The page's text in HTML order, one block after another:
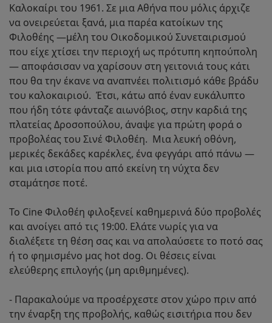
Καλοκαίρι του 1961. Σε μια Αθήνα που μόλις άρχιζε
να ονειρεύεται ξανά, μια παρέα κατοίκων της
Φιλοθέης —μέλη του Οικοδομικού Συνεταιρισμού
που είχε χτίσει την περιοχή ως πρότυπη κηπούπολη
— αποφάσισαν να χαρίσουν στη γειτονιά τους κάτι
που θα την έκανε να αναπνέει πολιτισμό κάθε βράδυ
του καλοκαιριού.​ ​ Έτσι, κάτω από έναν ευκάλυπτο
που ήδη τότε φάνταζε αιωνόβιος, στην καρδιά της
πλατείας Δροσοπούλου, άναψε για πρώτη φορά ο
προβολέας του Σινέ Φιλοθέη.​ ​ Μια λευκή οθόνη,
μερικές δεκάδες καρέκλες, ένα φεγγάρι από πάνω —
και μια ιστορία που από εκείνη τη νύχτα δεν
σταμάτησε ποτέ.​
Το Cine Φιλοθέη φιλοξενεί καθημερινά δύο προβολές
και ανοίγει από τις 19:00. Ελάτε νωρίς για να
διαλέξετε τη θέση σας και να απολαύσετε το ποτό σας
ή το φημισμένο μας hot dog. Οι θέσεις είναι
ελεύθερης επιλογής (μη αριθμημένες).
- Παρακαλούμε να προσέρχεστε στον χώρο πριν από
την έναρξη της προβολής, καθώς εισιτήρια που δεν